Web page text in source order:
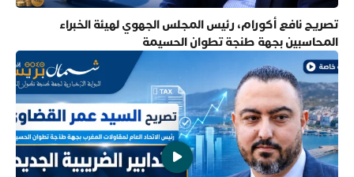
تصريح نافع أكورام، رئيس المجلس الجهوي لهيئة الخبراء
المحاسبين بجهة طنجة تطوان الحسيمة